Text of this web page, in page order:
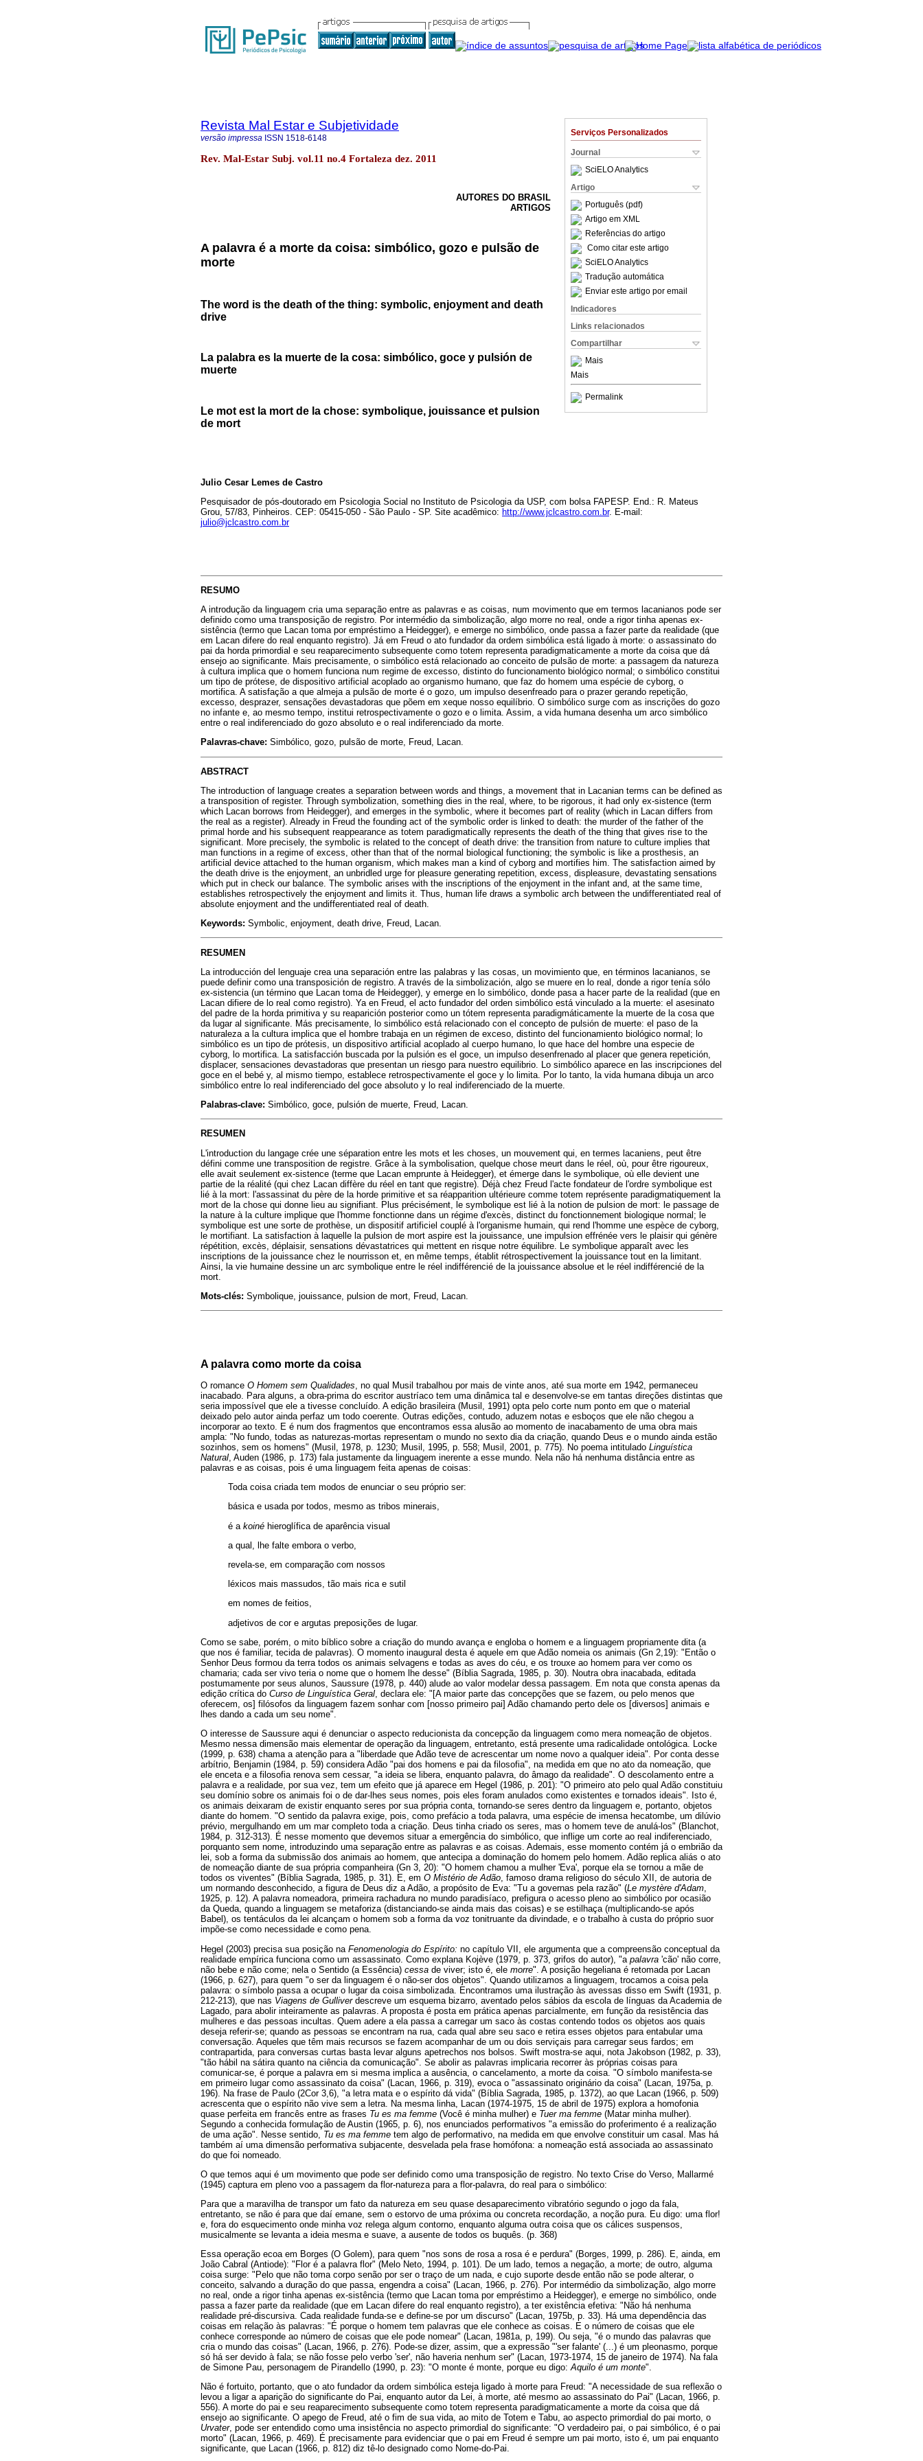
Serviços Personalizados
Journal
SciELO Analytics
Artigo
Português (pdf)
Artigo em XML
Referências do artigo
Como citar este artigo
SciELO Analytics
Tradução automática
Enviar este artigo por email
Indicadores
Links relacionados
Compartilhar
Mais
Mais
Permalink
Revista Mal Estar e Subjetividade
versão impressa ISSN 1518-6148
Rev. Mal-Estar Subj. vol.11 no.4 Fortaleza dez. 2011
AUTORES DO BRASIL
ARTIGOS
A palavra é a morte da coisa: simbólico, gozo e pulsão de
morte
The word is the death of the thing: symbolic, enjoyment and death
drive
La palabra es la muerte de la cosa: simbólico, goce y pulsión de
muerte
Le mot est la mort de la chose: symbolique, jouissance et pulsion
de mort
Julio Cesar Lemes de Castro
Pesquisador de pós-doutorado em Psicologia Social no Instituto de Psicologia da USP, com bolsa FAPESP. End.: R. Mateus
Grou, 57/83, Pinheiros. CEP: 05415-050 - São Paulo - SP. Site acadêmico: http://www.jclcastro.com.br. E-mail:
julio@jclcastro.com.br
RESUMO
A introdução da linguagem cria uma separação entre as palavras e as coisas, num movimento que em termos lacanianos pode ser
definido como uma transposição de registro. Por intermédio da simbolização, algo morre no real, onde a rigor tinha apenas ex-
sistência (termo que Lacan toma por empréstimo a Heidegger), e emerge no simbólico, onde passa a fazer parte da realidade (que
em Lacan difere do real enquanto registro). Já em Freud o ato fundador da ordem simbólica está ligado à morte: o assassinato do
pai da horda primordial e seu reaparecimento subsequente como totem representa paradigmaticamente a morte da coisa que dá
ensejo ao significante. Mais precisamente, o simbólico está relacionado ao conceito de pulsão de morte: a passagem da natureza
à cultura implica que o homem funciona num regime de excesso, distinto do funcionamento biológico normal; o simbólico constitui
um tipo de prótese, de dispositivo artificial acoplado ao organismo humano, que faz do homem uma espécie de cyborg, o
mortifica. A satisfação a que almeja a pulsão de morte é o gozo, um impulso desenfreado para o prazer gerando repetição,
excesso, desprazer, sensações devastadoras que põem em xeque nosso equilíbrio. O simbólico surge com as inscrições do gozo
no infante e, ao mesmo tempo, institui retrospectivamente o gozo e o limita. Assim, a vida humana desenha um arco simbólico
entre o real indiferenciado do gozo absoluto e o real indiferenciado da morte.
Palavras-chave: Simbólico, gozo, pulsão de morte, Freud, Lacan.
ABSTRACT
The introduction of language creates a separation between words and things, a movement that in Lacanian terms can be defined as
a transposition of register. Through symbolization, something dies in the real, where, to be rigorous, it had only ex-sistence (term
which Lacan borrows from Heidegger), and emerges in the symbolic, where it becomes part of reality (which in Lacan differs from
the real as a register). Already in Freud the founding act of the symbolic order is linked to death: the murder of the father of the
primal horde and his subsequent reappearance as totem paradigmatically represents the death of the thing that gives rise to the
significant. More precisely, the symbolic is related to the concept of death drive: the transition from nature to culture implies that
man functions in a regime of excess, other than that of the normal biological functioning; the symbolic is like a prosthesis, an
artificial device attached to the human organism, which makes man a kind of cyborg and mortifies him. The satisfaction aimed by
the death drive is the enjoyment, an unbridled urge for pleasure generating repetition, excess, displeasure, devastating sensations
which put in check our balance. The symbolic arises with the inscriptions of the enjoyment in the infant and, at the same time,
establishes retrospectively the enjoyment and limits it. Thus, human life draws a symbolic arch between the undifferentiated real of
absolute enjoyment and the undifferentiated real of death.
Keywords: Symbolic, enjoyment, death drive, Freud, Lacan.
RESUMEN
La introducción del lenguaje crea una separación entre las palabras y las cosas, un movimiento que, en términos lacanianos, se
puede definir como una transposición de registro. A través de la simbolización, algo se muere en lo real, donde a rigor tenía sólo
ex-sistencia (un término que Lacan toma de Heidegger), y emerge en lo simbólico, donde pasa a hacer parte de la realidad (que en
Lacan difiere de lo real como registro). Ya en Freud, el acto fundador del orden simbólico está vinculado a la muerte: el asesinato
del padre de la horda primitiva y su reaparición posterior como un tótem representa paradigmáticamente la muerte de la cosa que
da lugar al significante. Más precisamente, lo simbólico está relacionado con el concepto de pulsión de muerte: el paso de la
naturaleza a la cultura implica que el hombre trabaja en un régimen de exceso, distinto del funcionamiento biológico normal; lo
simbólico es un tipo de prótesis, un dispositivo artificial acoplado al cuerpo humano, lo que hace del hombre una especie de
cyborg, lo mortifica. La satisfacción buscada por la pulsión es el goce, un impulso desenfrenado al placer que genera repetición,
displacer, sensaciones devastadoras que presentan un riesgo para nuestro equilibrio. Lo simbólico aparece en las inscripciones del
goce en el bebé y, al mismo tiempo, establece retrospectivamente el goce y lo limita. Por lo tanto, la vida humana dibuja un arco
simbólico entre lo real indiferenciado del goce absoluto y lo real indiferenciado de la muerte.
Palabras-clave: Simbólico, goce, pulsión de muerte, Freud, Lacan.
RESUMEN
L'introduction du langage crée une séparation entre les mots et les choses, un mouvement qui, en termes lacaniens, peut être
défini comme une transposition de registre. Grâce à la symbolisation, quelque chose meurt dans le réel, où, pour être rigoureux,
elle avait seulement ex-sistence (terme que Lacan emprunte à Heidegger), et émerge dans le symbolique, où elle devient une
partie de la réalité (qui chez Lacan diffère du réel en tant que registre). Déjà chez Freud l'acte fondateur de l'ordre symbolique est
lié à la mort: l'assassinat du père de la horde primitive et sa réapparition ultérieure comme totem représente paradigmatiquement la
mort de la chose qui donne lieu au signifiant. Plus précisément, le symbolique est lié à la notion de pulsion de mort: le passage de
la nature à la culture implique que l'homme fonctionne dans un régime d'excès, distinct du fonctionnement biologique normal; le
symbolique est une sorte de prothèse, un dispositif artificiel couplé à l'organisme humain, qui rend l'homme une espèce de cyborg,
le mortifiant. La satisfaction à laquelle la pulsion de mort aspire est la jouissance, une impulsion effrénée vers le plaisir qui génère
répétition, excès, déplaisir, sensations dévastatrices qui mettent en risque notre équilibre. Le symbolique apparaît avec les
inscriptions de la jouissance chez le nourrisson et, en même temps, établit rétrospectivement la jouissance tout en la limitant.
Ainsi, la vie humaine dessine un arc symbolique entre le réel indifférencié de la jouissance absolue et le réel indifférencié de la
mort.
Mots-clés: Symbolique, jouissance, pulsion de mort, Freud, Lacan.
A palavra como morte da coisa
O romance O Homem sem Qualidades , no qual Musil trabalhou por mais de vinte anos, até sua morte em 1942, permaneceu
inacabado. Para alguns, a obra-prima do escritor austríaco tem uma dinâmica tal e desenvolve-se em tantas direções distintas que
seria impossível que ele a tivesse concluído. A edição brasileira (Musil, 1991) opta pelo corte num ponto em que o material
deixado pelo autor ainda perfaz um todo coerente. Outras edições, contudo, aduzem notas e esboços que ele não chegou a
incorporar ao texto. E é num dos fragmentos que encontramos essa alusão ao momento de inacabamento de uma obra mais
ampla: "No fundo, todas as naturezas-mortas representam o mundo no sexto dia da criação, quando Deus e o mundo ainda estão
sozinhos, sem os homens" (Musil, 1978, p. 1230; Musil, 1995, p. 558; Musil, 2001, p. 775). No poema intitulado Linguística
Natural , Auden (1986, p. 173) fala justamente da linguagem inerente a esse mundo. Nela não há nenhuma distância entre as
palavras e as coisas, pois é uma linguagem feita apenas de coisas:
Toda coisa criada tem modos de enunciar o seu próprio ser:
básica e usada por todos, mesmo as tribos minerais,
é a koiné hieroglífica de aparência visual
a qual, lhe falte embora o verbo,
revela-se, em comparação com nossos
léxicos mais massudos, tão mais rica e sutil
em nomes de feitios,
adjetivos de cor e argutas preposições de lugar.
Como se sabe, porém, o mito bíblico sobre a criação do mundo avança e engloba o homem e a linguagem propriamente dita (a
que nos é familiar, tecida de palavras). O momento inaugural desta é aquele em que Adão nomeia os animais (Gn 2,19): "Então o
Senhor Deus formou da terra todos os animais selvagens e todas as aves do céu, e os trouxe ao homem para ver como os
chamaria; cada ser vivo teria o nome que o homem lhe desse" (Bíblia Sagrada, 1985, p. 30). Noutra obra inacabada, editada
postumamente por seus alunos, Saussure (1978, p. 440) alude ao valor modelar dessa passagem. Em nota que consta apenas da
edição crítica do Curso de Linguística Geral, declara ele: "[A maior parte das concepções que se fazem, ou pelo menos que
oferecem, os] filósofos da linguagem fazem sonhar com [nosso primeiro pai] Adão chamando perto dele os [diversos] animais e
lhes dando a cada um seu nome".
O interesse de Saussure aqui é denunciar o aspecto reducionista da concepção da linguagem como mera nomeação de objetos.
Mesmo nessa dimensão mais elementar de operação da linguagem, entretanto, está presente uma radicalidade ontológica. Locke
(1999, p. 638) chama a atenção para a "liberdade que Adão teve de acrescentar um nome novo a qualquer ideia". Por conta desse
arbítrio, Benjamin (1984, p. 59) considera Adão "pai dos homens e pai da filosofia", na medida em que no ato da nomeação, que
ele enceta e a filosofia renova sem cessar, "a ideia se libera, enquanto palavra, do âmago da realidade". O descolamento entre a
palavra e a realidade, por sua vez, tem um efeito que já aparece em Hegel (1986, p. 201): "O primeiro ato pelo qual Adão constituiu
seu domínio sobre os animais foi o de dar-lhes seus nomes, pois eles foram anulados como existentes e tornados ideais". Isto é,
os animais deixaram de existir enquanto seres por sua própria conta, tornando-se seres dentro da linguagem e, portanto, objetos
diante do homem. "O sentido da palavra exige, pois, como prefácio a toda palavra, uma espécie de imensa hecatombe, um dilúvio
prévio, mergulhando em um mar completo toda a criação. Deus tinha criado os seres, mas o homem teve de anulá-los" (Blanchot,
1984, p. 312-313). É nesse momento que devemos situar a emergência do simbólico, que inflige um corte ao real indiferenciado,
porquanto sem nome, introduzindo uma separação entre as palavras e as coisas. Ademais, esse momento contém já o embrião da
lei, sob a forma da submissão dos animais ao homem, que antecipa a dominação do homem pelo homem. Adão replica aliás o ato
de nomeação diante de sua própria companheira (Gn 3, 20): "O homem chamou a mulher 'Eva', porque ela se tornou a mãe de
todos os viventes" (Bíblia Sagrada, 1985, p. 31). E, em O Mistério de Adão, famoso drama religioso do século XII, de autoria de
um normando desconhecido, a figura de Deus diz a Adão, a propósito de Eva: "Tu a governas pela razão" (Le mystère d'Adam,
1925, p. 12). A palavra nomeadora, primeira rachadura no mundo paradisíaco, prefigura o acesso pleno ao simbólico por ocasião
da Queda, quando a linguagem se metaforiza (distanciando-se ainda mais das coisas) e se estilhaça (multiplicando-se após
Babel), os tentáculos da lei alcançam o homem sob a forma da voz tonitruante da divindade, e o trabalho à custa do próprio suor
impõe-se como necessidade e como pena.
Hegel (2003) precisa sua posição na Fenomenologia do Espírito: no capítulo VII, ele argumenta que a compreensão conceptual da
realidade empírica funciona como um assassinato. Como explana Kojève (1979, p. 373, grifos do autor), "a palavra 'cão' não corre,
não bebe e não come; nela o Sentido (a Essência) cessa de viver; isto é, ele morre". A posição hegeliana é retomada por Lacan
(1966, p. 627), para quem "o ser da linguagem é o não-ser dos objetos". Quando utilizamos a linguagem, trocamos a coisa pela
palavra: o símbolo passa a ocupar o lugar da coisa simbolizada. Encontramos uma ilustração às avessas disso em Swift (1931, p.
212-213), que nas Viagens de Gulliverdescreve um esquema bizarro, aventado pelos sábios da escola de línguas da Academia de
Lagado, para abolir inteiramente as palavras. A proposta é posta em prática apenas parcialmente, em função da resistência das
mulheres e das pessoas incultas. Quem adere a ela passa a carregar um saco às costas contendo todos os objetos aos quais
deseja referir-se; quando as pessoas se encontram na rua, cada qual abre seu saco e retira esses objetos para entabular uma
conversação. Aqueles que têm mais recursos se fazem acompanhar de um ou dois serviçais para carregar seus fardos; em
contrapartida, para conversas curtas basta levar alguns apetrechos nos bolsos. Swift mostra-se aqui, nota Jakobson (1982, p. 33),
"tão hábil na sátira quanto na ciência da comunicação". Se abolir as palavras implicaria recorrer às próprias coisas para
comunicar-se, é porque a palavra em si mesma implica a ausência, o cancelamento, a morte da coisa. "O símbolo manifesta-se
em primeiro lugar como assassinato da coisa" (Lacan, 1966, p. 319), evoca o "assassinato originário da coisa" (Lacan, 1975a, p.
196). Na frase de Paulo (2Cor 3,6), "a letra mata e o espírito dá vida" (Bíblia Sagrada, 1985, p. 1372), ao que Lacan (1966, p. 509)
acrescenta que o espírito não vive sem a letra. Na mesma linha, Lacan (1974-1975, 15 de abril de 1975) explora a homofonia
quase perfeita em francês entre as frases Tu es ma femme (Você é minha mulher) e Tuer ma femme (Matar minha mulher).
Segundo a conhecida formulação de Austin (1965, p. 6), nos enunciados performativos "a emissão do proferimento é a realização
de uma ação". Nesse sentido, Tu es ma femme tem algo de performativo, na medida em que envolve constituir um casal. Mas há
também aí uma dimensão performativa subjacente, desvelada pela frase homófona: a nomeação está associada ao assassinato
do que foi nomeado.
O que temos aqui é um movimento que pode ser definido como uma transposição de registro. No texto Crise do Verso, Mallarmé
(1945) captura em pleno voo a passagem da flor-natureza para a flor-palavra, do real para o simbólico:
Para que a maravilha de transpor um fato da natureza em seu quase desaparecimento vibratório segundo o jogo da fala,
entretanto, se não é para que daí emane, sem o estorvo de uma próxima ou concreta recordação, a noção pura. Eu digo: uma flor!
e, fora do esquecimento onde minha voz relega algum contorno, enquanto alguma outra coisa que os cálices suspensos,
musicalmente se levanta a ideia mesma e suave, a ausente de todos os buquês. (p. 368)
Essa operação ecoa em Borges (O Golem), para quem "nos sons de rosa a rosa é e perdura" (Borges, 1999, p. 286). E, ainda, em
João Cabral (Antiode): "Flor é a palavra flor" (Melo Neto, 1994, p. 101). De um lado, temos a negação, a morte; de outro, alguma
coisa surge: "Pelo que não toma corpo senão por ser o traço de um nada, e cujo suporte desde então não se pode alterar, o
conceito, salvando a duração do que passa, engendra a coisa" (Lacan, 1966, p. 276). Por intermédio da simbolização, algo morre
no real, onde a rigor tinha apenas ex-sistência (termo que Lacan toma por empréstimo a Heidegger), e emerge no simbólico, onde
passa a fazer parte da realidade (que em Lacan difere do real enquanto registro), a ter existência efetiva: "Não há nenhuma
realidade pré-discursiva. Cada realidade funda-se e define-se por um discurso" (Lacan, 1975b, p. 33). Há uma dependência das
coisas em relação às palavras: "É porque o homem tem palavras que ele conhece as coisas. E o número de coisas que ele
conhece corresponde ao número de coisas que ele pode nomear" (Lacan, 1981a, p, 199). Ou seja, "é o mundo das palavras que
cria o mundo das coisas" (Lacan, 1966, p. 276). Pode-se dizer, assim, que a expressão "'ser falante' (...) é um pleonasmo, porque
só há ser devido à fala; se não fosse pelo verbo 'ser', não haveria nenhum ser" (Lacan, 1973-1974, 15 de janeiro de 1974). Na fala
de Simone Pau, personagem de Pirandello (1990, p. 23): "O monte é monte, porque eu digo:Aquilo é um monte".
Não é fortuito, portanto, que o ato fundador da ordem simbólica esteja ligado à morte para Freud: "A necessidade de sua reflexão o
levou a ligar a aparição do significante do Pai, enquanto autor da Lei, à morte, até mesmo ao assassinato do Pai" (Lacan, 1966, p.
556). A morte do pai e seu reaparecimento subsequente como totem representa paradigmaticamente a morte da coisa que dá
ensejo ao significante. O apego de Freud, até o fim de sua vida, ao mito de Totem e Tabu, ao aspecto primordial do pai morto, o
Urvater, pode ser entendido como uma insistência no aspecto primordial do significante: "O verdadeiro pai, o pai simbólico, é o pai
morto" (Lacan, 1966, p. 469). É precisamente para evidenciar que o pai em Freud é sempre um pai morto, isto é, um pai enquanto
significante, que Lacan (1966, p. 812) diz tê-lo designado como Nome-do-Pai.